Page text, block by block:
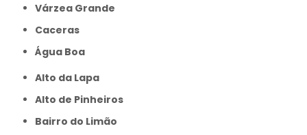
Várzea Grande
caceras
Água Boa
Alto da Lapa
Alto de Pinheiros
Bairro do Limão